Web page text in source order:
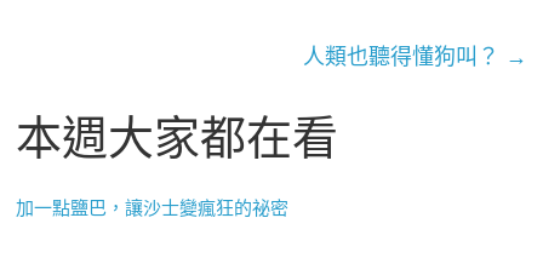
人類也聽得懂狗叫？ →
本週大家都在看
加一點鹽巴，讓沙士變瘋狂的祕密